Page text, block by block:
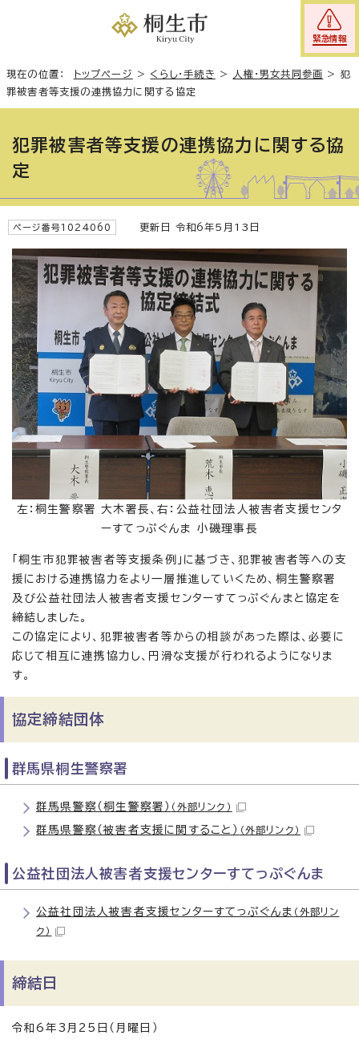
緊急情報
現在の位置： トップページ > くらし・手続き > 人権・男女共同参画 > 犯
罪被害者等支援の連携協力に関する協定
犯罪被害者等支援の連携協力に関する協
定
ページ番号1024060 更新日 令和6年5月13日
左：桐生警察署 大木署長、右：公益社団法人被害者支援センタ
ーすてっぷぐんま 小磯理事長
「桐生市犯罪被害者等支援条例」に基づき、犯罪被害者等への支
援における連携協力をより一層推進していくため、桐生警察署
及び公益社団法人被害者支援センターすてっぷぐんまと協定を
締結しました。
この協定により、犯罪被害者等からの相談があった際は、必要に
応じて相互に連携協力し、円滑な支援が行われるようになりま
す。
協定締結団体
群馬県桐生警察署
群馬県警察（桐生警察署） （外部リンク）
群馬県警察（被害者支援に関すること） （外部リンク）
公益社団法人被害者支援センターすてっぷぐんま
公益社団法人被害者支援センターすてっぷぐんま （外部リン
ク）
締結日
令和6年3月25日（月曜日）